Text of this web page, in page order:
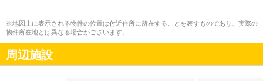
※地図上に表示される物件の位置は付近住所に所在することを表すものであり、実際の
物件所在地とは異なる場合がございます。
周辺施設